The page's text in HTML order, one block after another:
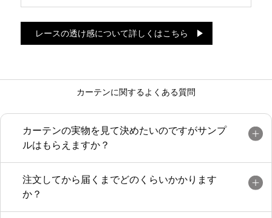
レースの透け感について詳しくはこちら
カーテンに関するよくある質問
カーテンの実物を見て決めたいのですがサンプ
ルはもらえますか？
注文してから届くまでどのくらいかかります
か？